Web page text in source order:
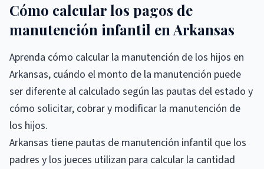
Cómo calcular los pagos de
manutención infantil en Arkansas
Aprenda cómo calcular la manutención de los hijos en
Arkansas, cuándo el monto de la manutención puede
ser diferente al calculado según las pautas del estado y
cómo solicitar, cobrar y modificar la manutención de
los hijos.
Arkansas tiene pautas de manutención infantil que los
padres y los jueces utilizan para calcular la cantidad